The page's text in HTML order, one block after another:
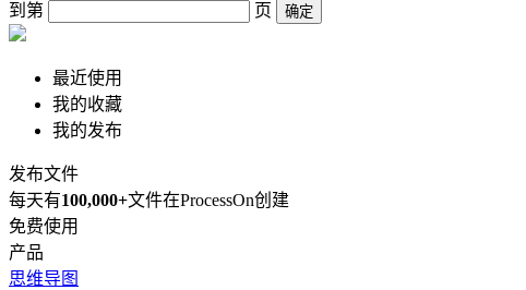
到第
页 确定
最近使用
我的收藏
我的发布
发布文件
每天有100,000+文件在ProcessOn创建
免费使用
产品
思维导图